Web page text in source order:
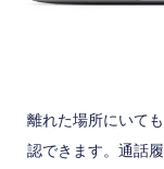
離れた場所にいて
認できます。通話